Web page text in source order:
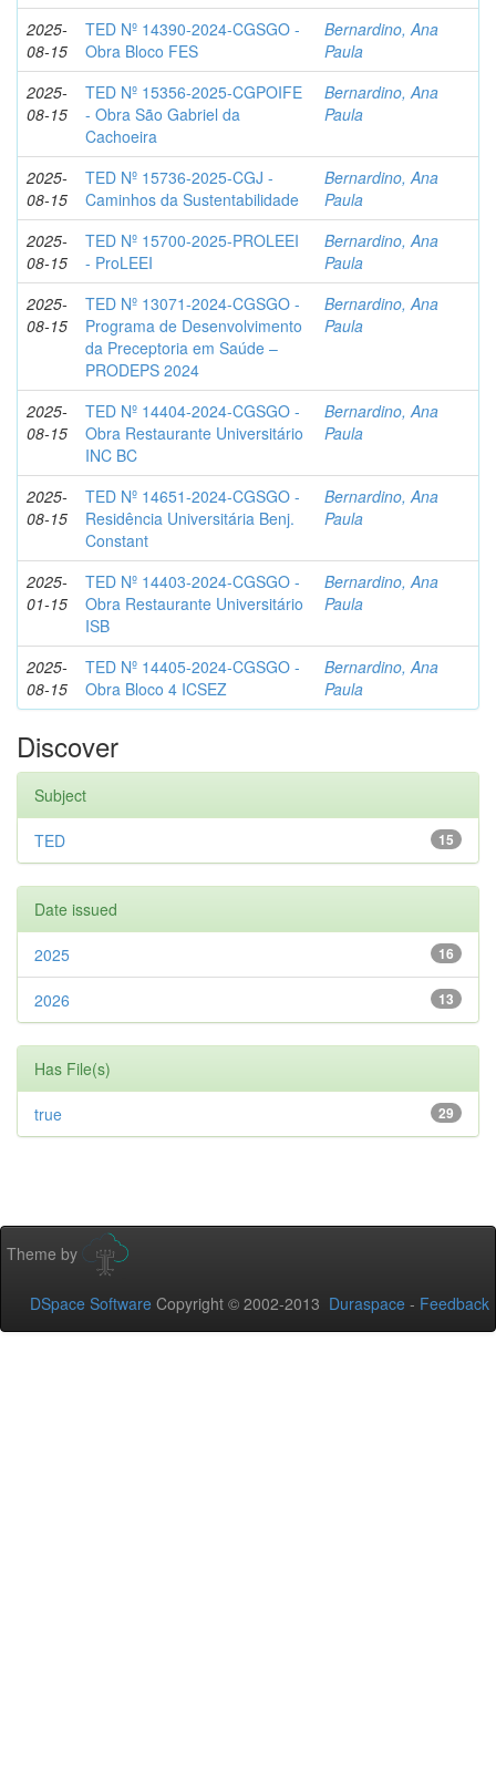
2025-
08-15
TED Nº 14390-2024-CGSGO -
Obra Bloco FES
Bernardino, Ana
Paula
2025-
08-15
TED Nº 15356-2025-CGPOIFE
- Obra São Gabriel da
Cachoeira
Bernardino, Ana
Paula
2025-
08-15
TED Nº 15736-2025-CGJ -
Caminhos da Sustentabilidade
Bernardino, Ana
Paula
2025-
08-15
TED Nº 15700-2025-PROLEEI
- ProLEEI
Bernardino, Ana
Paula
2025-
08-15
TED Nº 13071-2024-CGSGO -
Programa de Desenvolvimento
da Preceptoria em Saúde –
PRODEPS 2024
Bernardino, Ana
Paula
2025-
08-15
TED Nº 14404-2024-CGSGO -
Obra Restaurante Universitário
INC BC
Bernardino, Ana
Paula
2025-
08-15
TED Nº 14651-2024-CGSGO -
Residência Universitária Benj.
Constant
Bernardino, Ana
Paula
2025-
01-15
TED Nº 14403-2024-CGSGO -
Obra Restaurante Universitário
ISB
Bernardino, Ana
Paula
2025-
08-15
TED Nº 14405-2024-CGSGO -
Obra Bloco 4 ICSEZ
Bernardino, Ana
Paula
Discover
Subject
15
TED
Date issued
16
2025
13
2026
Has File(s)
29
true
Theme by
DSpace Software Copyright © 2002-2013 Duraspace - Feedback